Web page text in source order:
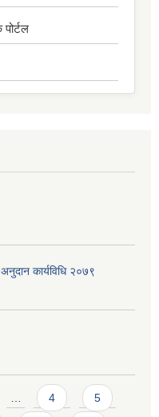
कार्यविधि २०७९
4 5